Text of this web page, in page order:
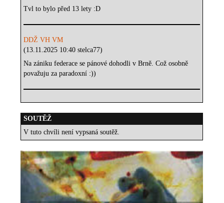
Tvl to bylo před 13 lety :D
DDŽ VH VM
(13.11.2025 10:40 stelca77)
Na zániku federace se pánové dohodli v Brně. Což osobně
považuju za paradoxní :))
SOUTĚŽ
V tuto chvíli není vypsaná soutěž.